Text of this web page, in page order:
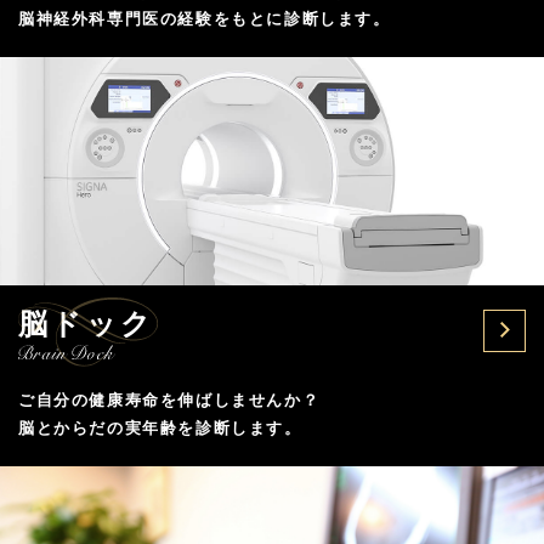
脳神経外科専門医の経験をもとに診断します。
脳ドック
ご自分の健康寿命を伸ばしませんか？
脳とからだの実年齢を診断します。